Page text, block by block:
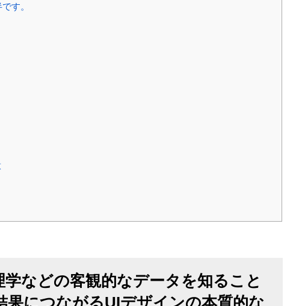
す。
などの客観的なデータを知ること
果につながるUIデザインの本質的な